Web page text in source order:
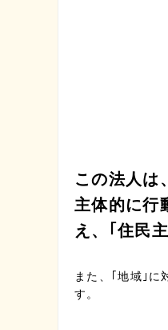
この法人は
主体的に行
え、｢住民
また、｢地域｣に
す。